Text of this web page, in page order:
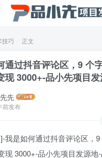
技巧 正文
通过抖音评论区，9 个
现 3000+-品小先项目
先
前发布